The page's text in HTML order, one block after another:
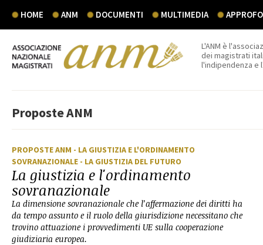
HOME ANM DOCUMENTI MULTIMEDIA
L'ANM è
dei magistrati
l'indipendenza e
Proposte ANM
PROPOSTE ANM - LA GIUSTIZIA E L'ORDINAMENTO
SOVRANAZIONALE - LA GIUSTIZIA DEL FUTURO
La giustizia e l'ordinamento
sovranazionale
La dimensione sovranazionale che l’affermazione dei diritti ha
da tempo assunto e il ruolo della giurisdizione necessitano che
trovino attuazione i provvedimenti UE sulla cooperazione
giudiziaria europea.